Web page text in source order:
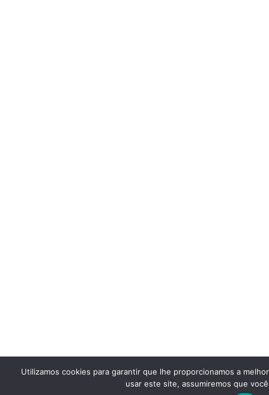
Utilizamos cookies para garantir que lhe proporcionamos a
usar este site, assumiremos que